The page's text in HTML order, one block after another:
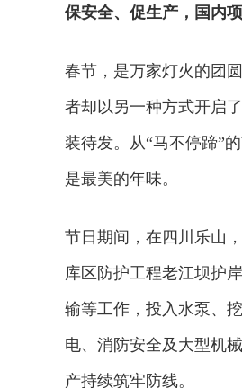
保安全、促生产，国内
春节，是万家灯火的团
者却以另一种方式开启
装待发。从“马不停蹄”
是最美的年味。
节日期间，在四川乐山
库区防护工程老江坝护
输等工作，投入水泵、
电、消防安全及大型机
产持续筑牢防线。